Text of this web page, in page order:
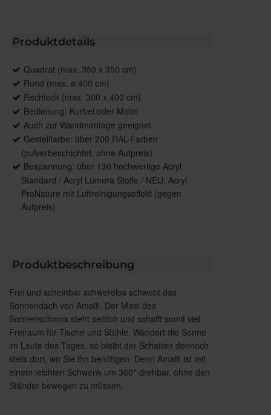
Produktdetails
Quadrat (max. 350 x 350 cm)
Rund (max. ø 400 cm)
Rechteck (max. 300 x 400 cm)
Bedienung: Kurbel oder Motor
Auch zur Wandmontage geeignet
Gestellfarbe: über 200 RAL-Farben
(pulverbeschichtet, ohne Aufpreis)
Bespannung: über 130 hochwertige Acryl
Standard / Acryl Lumera Stoffe / NEU: Acryl
ProNature mit Luftreinigungseffekt (gegen
Aufpreis)
Produktbeschreibung
Frei und scheinbar schwerelos schwebt das
Sonnendach von Amalfi. Der Mast des
Sonnenschirms steht seitlich und schafft somit viel
Freiraum für Tische und Stühle. Wandert die Sonne
im Laufe des Tages, so bleibt der Schatten dennoch
stets dort, wo Sie ihn benötigen. Denn Amalfi ist mit
einem leichten Schwenk um 360° drehbar, ohne den
Ständer bewegen zu müssen.